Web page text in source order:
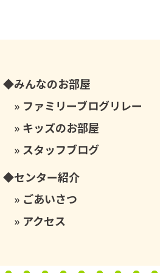
みんなのお部屋
ファミリーブログリレー
キッズのお部屋
スタッフブログ
センター紹介
ごあいさつ
アクセス